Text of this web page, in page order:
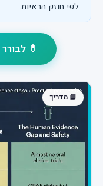
לפי חוזק הראיות.
💊
📘 מדריך